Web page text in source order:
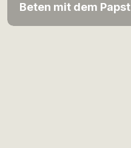
Beten mit dem Papst